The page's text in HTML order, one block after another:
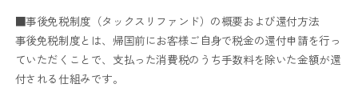
■事後免税制度（タックスリファンド）の概要および還付方法
事後免税制度とは、帰国前にお客様ご自身で税金の還付申請を行っ
ていただくことで、支払った消費税のうち手数料を除いた金額が還
付される仕組みです。